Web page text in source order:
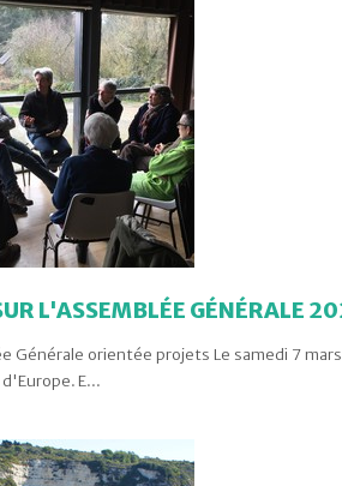
L'ASSEMBLÉE GÉNÉRALE
Générale orientée projets Le samedi 7
E...